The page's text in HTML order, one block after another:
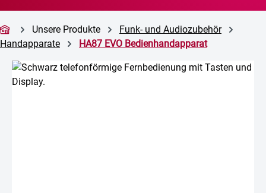
Unsere Produkte
Funk- und Audiozubehör
Handapparate
HA87 EVO Bedienhandapparat
Bildergalerie überspringen